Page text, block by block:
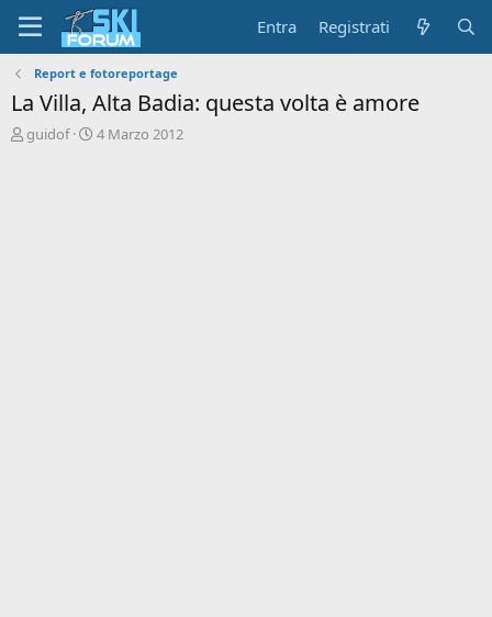
Entra Registrati
Report e fotoreportage
La Villa, Alta Badia: questa volta è amore
A
guidof
D
4 Marzo 2012